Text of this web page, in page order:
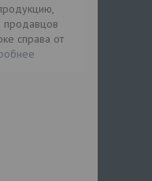
продавцов
справа от